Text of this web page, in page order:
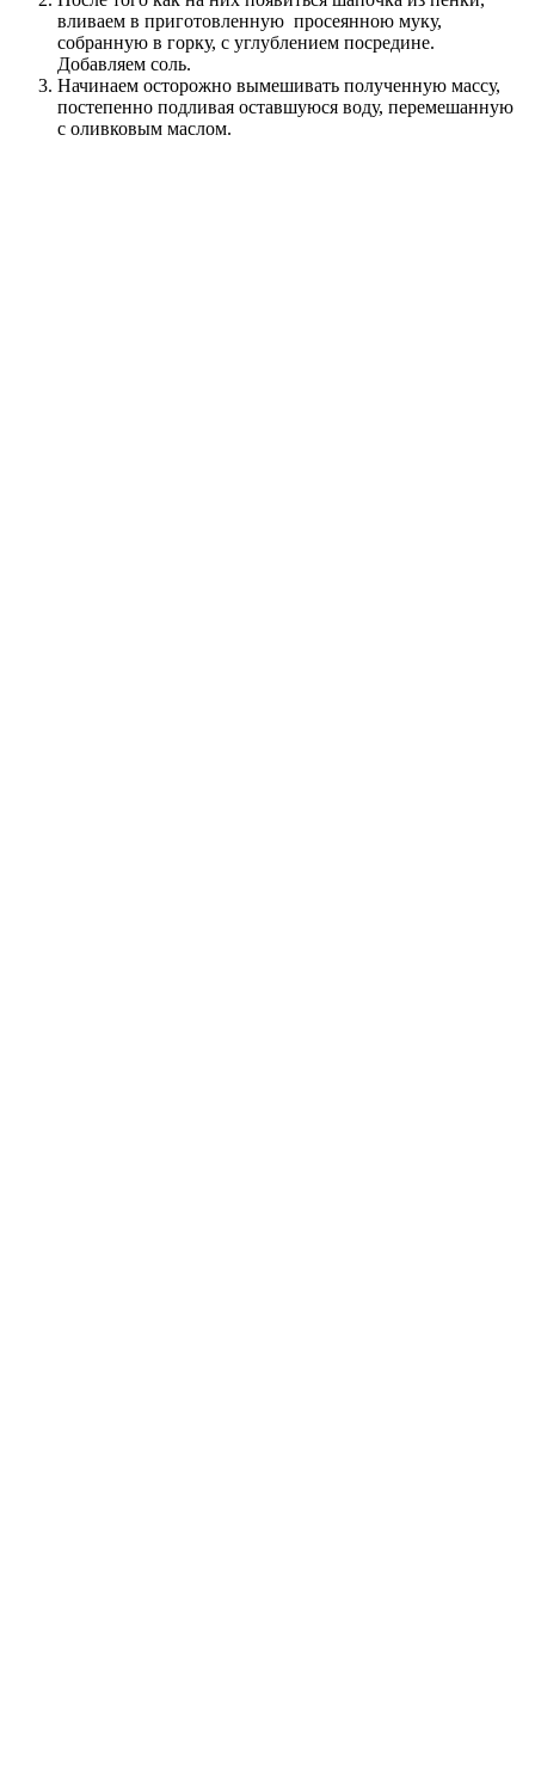
вливаем в приготовленную просеянною муку,
собранную в горку, с углублением посредине.
Добавляем соль.
Начинаем осторожно вымешивать полученную массу,
постепенно подливая оставшуюся воду, перемешанную
с оливковым маслом.